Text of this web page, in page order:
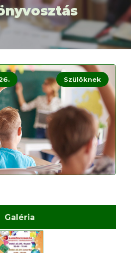
Szülőknek
Galéria